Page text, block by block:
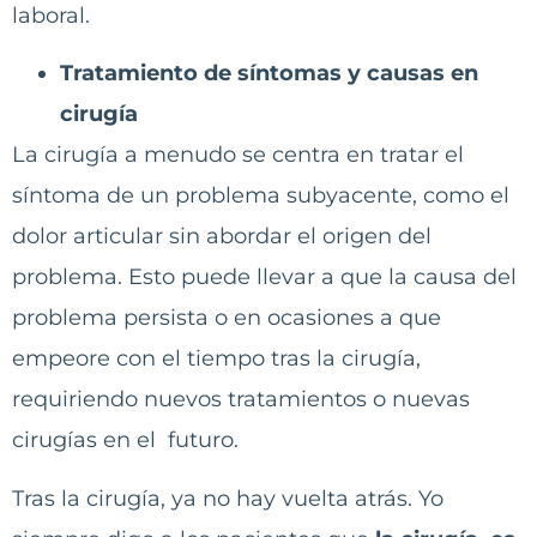
laboral.
Tratamiento de síntomas y causas en
cirugía
La cirugía a menudo se centra en tratar el
síntoma de un problema subyacente, como el
dolor articular sin abordar el origen del
problema. Esto puede llevar a que la causa del
problema persista o en ocasiones a que
empeore con el tiempo tras la cirugía,
requiriendo nuevos tratamientos o nuevas
cirugías en el futuro.
Tras la cirugía, ya no hay vuelta atrás. Yo